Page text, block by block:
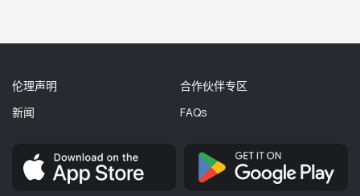
伦理声明
新闻
合作伙伴专区
FAQs